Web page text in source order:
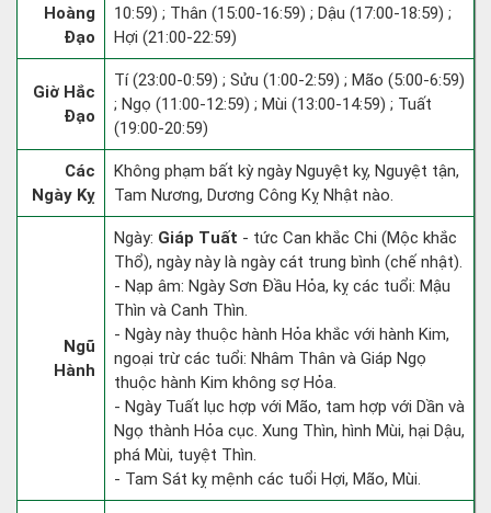
Hoàng
Đạo
10:59) ; Thân (15:00-16:59) ; Dậu (17:00-18:59) ;
Hợi (21:00-22:59)
Giờ Hắc
Đạo
Tí (23:00-0:59) ; Sửu (1:00-2:59) ; Mão (5:00-6:59)
; Ngọ (11:00-12:59) ; Mùi (13:00-14:59) ; Tuất
(19:00-20:59)
Các
Ngày Kỵ
Không phạm bất kỳ ngày Nguyệt kỵ, Nguyệt tận,
Tam Nương, Dương Công Kỵ Nhật nào.
Ngũ
Hành
Ngày: Giáp Tuất - tức Can khắc Chi (Mộc khắc
Thổ), ngày này là ngày cát trung bình (chế nhật).
- Nạp âm: Ngày Sơn Đầu Hỏa, kỵ các tuổi: Mậu
Thìn và Canh Thìn.
- Ngày này thuộc hành Hỏa khắc với hành Kim,
ngoại trừ các tuổi: Nhâm Thân và Giáp Ngọ
thuộc hành Kim không sợ Hỏa.
- Ngày Tuất lục hợp với Mão, tam hợp với Dần và
Ngọ thành Hỏa cục. Xung Thìn, hình Mùi, hại Dậu,
phá Mùi, tuyệt Thìn.
- Tam Sát kỵ mệnh các tuổi Hợi, Mão, Mùi.